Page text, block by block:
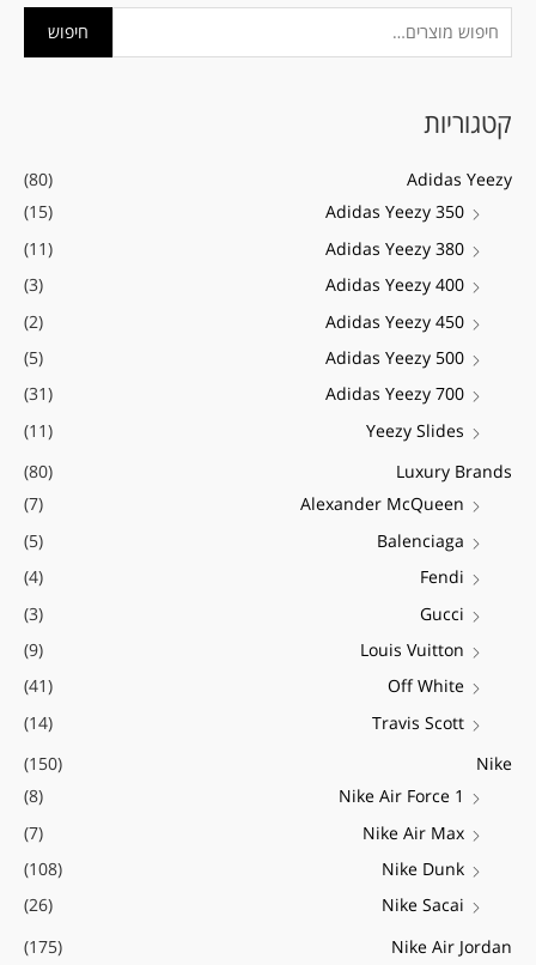
י
ו
ע
חיפוש
קטגוריות
Adidas Yeezy
(80)
Adidas Yeezy 350
(15)
Adidas Yeezy 380
(11)
Adidas Yeezy 400
(3)
Adidas Yeezy 450
(2)
Adidas Yeezy 500
(5)
Adidas Yeezy 700
(31)
Yeezy Slides
(11)
Luxury Brands
(80)
Alexander McQueen
(7)
Balenciaga
(5)
Fendi
(4)
Gucci
(3)
Louis Vuitton
(9)
Off White
(41)
Travis Scott
(14)
Nike
(150)
Nike Air Force 1
(8)
Nike Air Max
(7)
Nike Dunk
(108)
Nike Sacai
(26)
Nike Air Jordan
(175)
ח
י
נ
י
מ
ל
י
ח
ק
ס
י
מ
ל
י